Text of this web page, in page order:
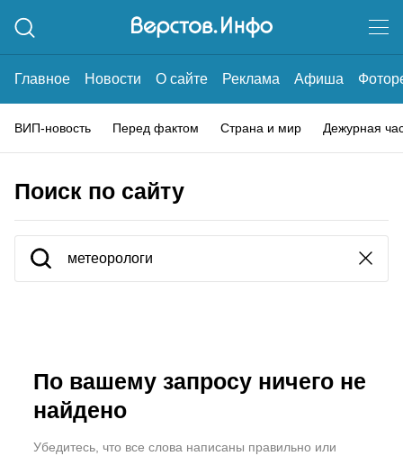
Главное Новости О сайте Реклама Афиша
ВИП-новость Перед фактом Страна и мир Дежурная
Поиск по сайту
По вашему запросу ничего не
найдено
Убедитесь, что все слова написаны правильно или